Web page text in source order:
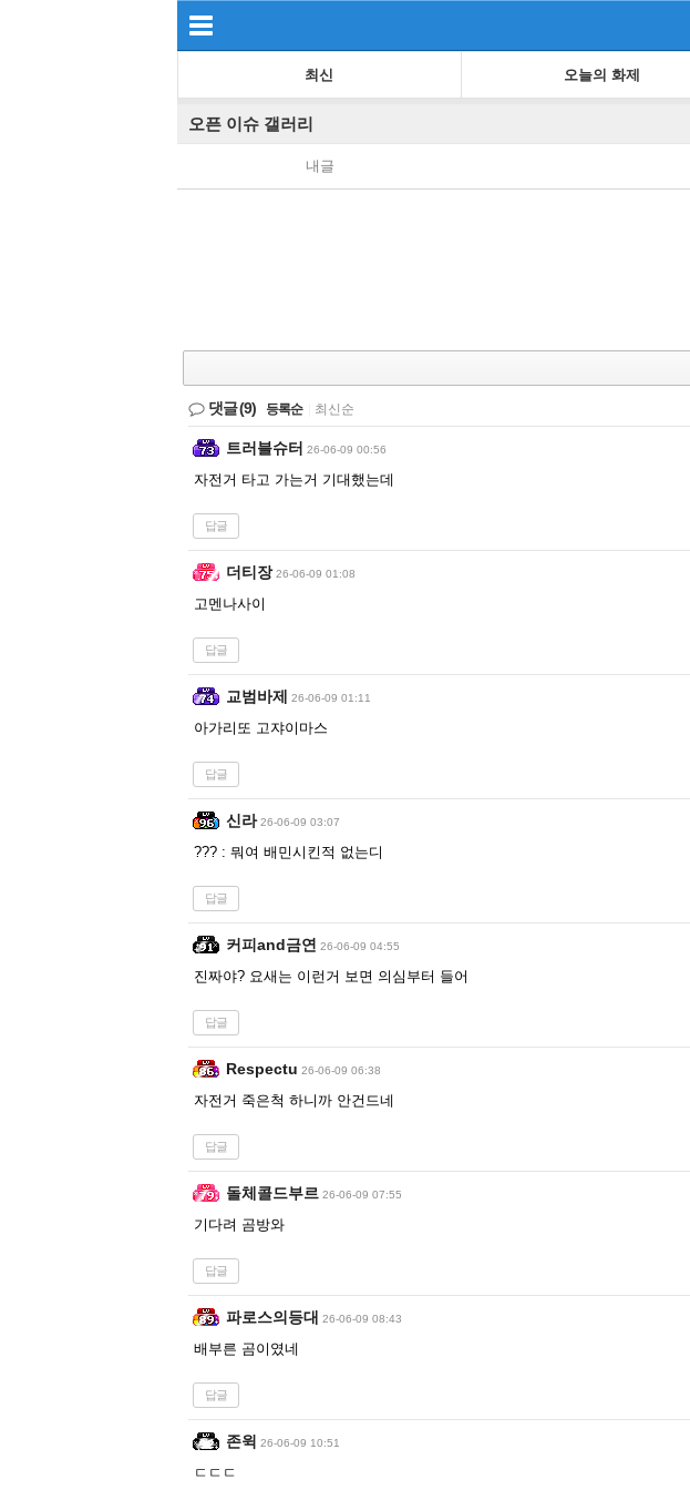
최신 오늘의 화제
오픈 이슈 갤러리
내글
댓글(9) 등록순 최신순
트러블슈터 26-06-09 00:56
자전거 타고 가는거 기대했는데
답글
더티장 26-06-09 01:08
고멘나사이
답글
교범바제 26-06-09 01:11
아가리또 고쟈이마스
답글
신라 26-06-09 03:07
??? : 뭐여 배민시킨적 없는디
답글
커피and금연 26-06-09 04:55
진짜야? 요새는 이런거 보면 의심부터 들어
답글
Respectu 26-06-09 06:38
자전거 죽은척 하니까 안건드네
답글
돌체콜드부르 26-06-09 07:55
기다려 곰방와
답글
파로스의등대 26-06-09 08:43
배부른 곰이였네
답글
존윅 26-06-09 10:51
ㄷㄷㄷ